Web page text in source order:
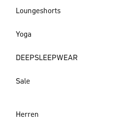
Loungeshorts
Yoga
DEEPSLEEPWEAR
Sale
Herren